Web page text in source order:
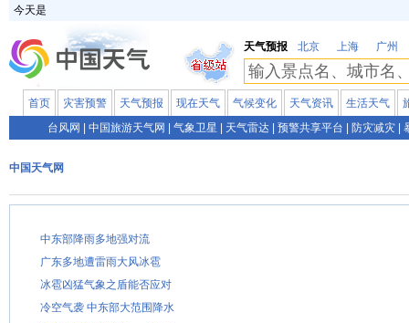
今天是
天气预报 北京 上海 广州
首页 灾害预警 天气预报 现在天气 气候变化 天气资讯 生活天气
台风网
中国旅游天气网 气象卫星 天气雷达 预警共享平台 防灾减灾
中国天气网
中东部降雨多地强对流
广东多地遭雷雨大风冰雹
冰雹凶猛气象之盾能否应对
冷空气袭 中东部大范围降水